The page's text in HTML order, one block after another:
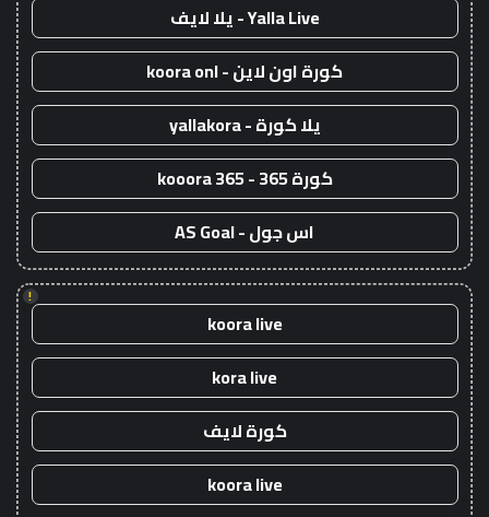
Yalla Live - يلا لايف
كورة اون لاين - koora onl
يلا كورة - yallakora
كورة 365 - kooora 365
اس جول - AS Goal
!
koora live
kora live
كورة لايف
koora live